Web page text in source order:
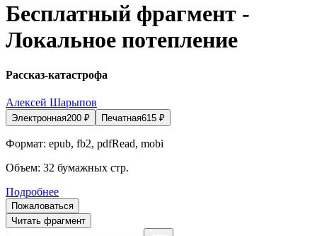
Бесплатный фрагмент -
Локальное потепление
Рассказ-катастрофа
Алексей Шарыпов
Электронная200 ₽ Печатная615 ₽
Формат: epub, fb2, pdfRead, mobi
Объем: 32 бумажных стр.
Подробнее
Пожаловаться
Читать фрагмент